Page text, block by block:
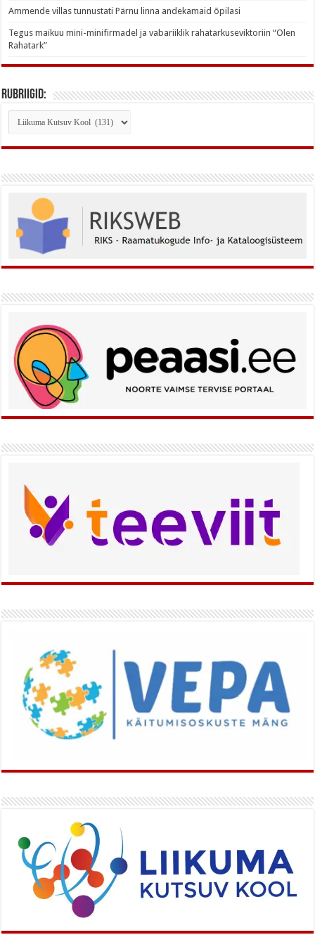
Ammende villas tunnustati Pärnu linna andekamaid õpilasi
Tegus maikuu mini-minifirmadel ja vabariiklik rahatarkuseviktoriin “Olen
Rahatark”
Rubriigid:
Rubriigid: